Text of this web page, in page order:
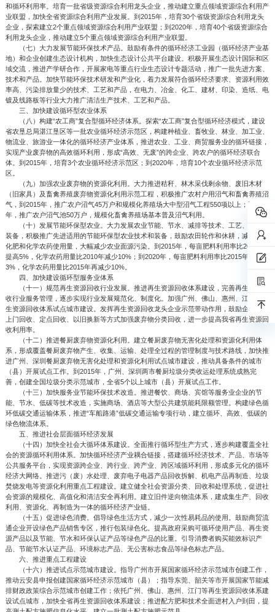
和循环利用率。培育一批省级资源综合利用龙头企业，推动建立重点领域资源综合利用产
业联盟，加快全省资源综合利用产业发展。到2015年，培育30个省级资源综合利用龙头
企业，探索建立2个重点领域资源综合利用产业联盟；到2020年，培育40个省级资源综合
利用龙头企业，推动建立5个重点领域资源综合利用产业联盟。
（七）大力发展节能环保技术产品。鼓励有条件的循环经济工业园（循环经济产业基
地）和企业创建生态设计机构，加快生态设计公共平台建设。积极开展生态设计国际和区
域交流，推进产学研合作，开展家电等重点行业生态设计专题活动，推广一批先进方案、
技术和产品。加快节能环保技术研发和产业化，着力发展符合循环经济要求、资源利用效
率高、污染排放量少的技术、工艺和产品，在电力、冶金、化工、建材、印染、造纸、电
镀及线路板等行业大力推广清洁生产技术、工艺和产品。
三、加快建设循环型农业体系
（八）构建“农工商”复合型循环经济体系。探索“农工商”复合型循环经济模式，建设
省农垦总局湛江垦区等一批农业循环经济示范区，构建种植业、畜牧业、林业、加工业、
物流业、旅游业一体化的循环经济产业体系，推进农业、工业、商贸服务业的循环链接，
实现产业废弃物的高效循环利用，形成“高效、无废”的跨企业、跨农户的循环经济联合
体。到2015年，培育3个农业循环经济示范区；到2020年，培育10个农业循环经济示范
区。
（九）加强农业废弃物的资源化利用。大力推进秸秆、林木采伐剩余物、废旧木材
（旧家具）及畜禽养殖废弃物资源化利用示范工程，积极推广农村户用沼气和畜禽养殖沼
气，到2015年，推广农户沼气45万户和规模化养殖场大中型沼气工程550项以上；到2020
年，推广农户沼气池50万户，规模化畜禽养殖场基本普及沼气利用。
（十）发展节能环保型农业。大力发展农业节能、节水、减排等技术、工艺、产品与
装备，积极推广先进适用的节能环保型农业技术和装备，鼓励农田轮作和休耕，减少农田
化肥和化学农药使用量，大幅减少农业面源污染。到2015年，每亩肥料利用率比2010年
提高5%，化学农药用量比2010年减少10%；到2020年，每亩肥料利用率比2015年提高
3%，化学农药用量比2015年再减少10%。
四、加快建设循环型服务业体系
（十一）规范再生资源回收行业发展。推进再生资源回收体系建设，完善再生资源回
收行业服务管理，逐步实现行业发展规范化、制度化。加强广州、佛山、惠州、江门等再
生资源回收体系试点城市建设。发挥再生资源回收龙头企业示范带动作用，鼓励企业通过
上门回收、定点回收、以旧换新等方式加强废弃物分类回收，进一步提高我省再生资源回
收利用率。
（十二）推进餐厨废弃物资源化利用。建立餐厨废弃物无害化处理和资源化利用体
系，形成覆盖餐厨废弃物产生、收集、运输、处理全过程的管理制度与技术路线，加快推
进广州、深圳餐厨废弃物无害化处理和资源化利用试点城市建设，推动具备条件的城市
（县）开展试点工作。到2015年，广州、深圳两市餐厨垃圾分类收运处理系统成熟完
善，创建全国垃圾分类示范城市，全省5个以上城市（县）开展试点工作。
（十三）加快服务业节能环保技术改造。推进餐饮、商场、宾馆等服务业企业的节
能、节水、低碳等技术改造，实施商场、酒店等大型公共建筑能耗限额管理。构建绿色循
环低碳交通运输体系，推进“车船路港”低碳交通运输专项行动，建立循环、高效、低碳的
绿色物流体系。
五、推进社会层面循环经济发展
（十四）加快全社会大循环体系建设。全面推行循环型生产方式，逐步构建覆盖全社
会的资源循环利用体系。加快循环经济产业耦合链接，搭建循环经济技术、产品、市场等
公共服务平台，实现资源跨企业、跨行业、跨产业、跨区域循环利用，形成多元化的循环
经济大网络。推进污（废）水处理、废弃电子电器产品回收拆解、机电产品再制造、垃圾
焚烧发电等资源化利用重点工程建设。建立健全社会资源分类、回收和处理系统，促进社
会资源的规模化、高值化和清洁安全再利用。建立旧件逆向物流体系，建成集生产、回收
利用、资源化、再制造为一体的循环经济产业链。
（十五）促进绿色消费。倡导绿色生活方式，减少一次性易耗品的使用。鼓励商贸流
通企业开设绿色产品销售专区，推行包装绿色化。提高政府采购可循环使用产品、再生资
源产品以及节能、节水和环保认证产品等绿色产品的比重。引导消费者购买能效标识产
品、节能节水认证产品、环境标志产品、无公害标志食品等绿色标志产品。
六、推进重点工程建设
（十六）推进试点示范城市建设。指导广州市开展国家循环经济示范城市创建工作，
推动云安县申报创建国家循环经济示范城市（县）；指导东莞、韶关等市开展国家节能减
排财政政策综合示范城市创建工作；依托广州、佛山、惠州、江门等再生资源回收体系建
设试点城市，加快全省再生资源回收体系建设；推进配方肥和技术全面进村入户到田，提